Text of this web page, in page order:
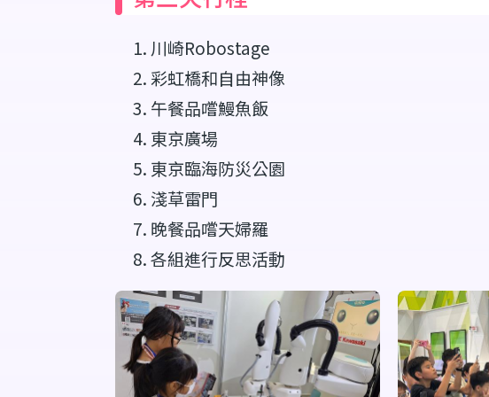
川崎Robostage
彩虹橋和自由神像
午餐品嚐鰻魚飯
東京廣場
東京臨海防災公園
淺草雷門
晚餐品嚐天婦羅
各組進行反思活動